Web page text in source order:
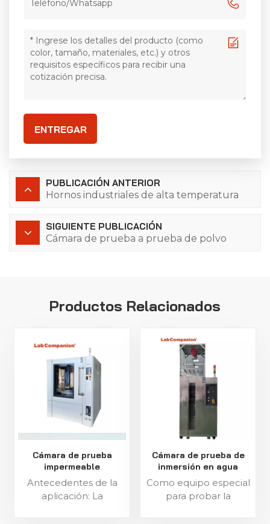
ENTREGAR
PUBLICACIÓN ANTERIOR
Hornos industriales de alta temperatura
SIGUIENTE PUBLICACIÓN
Cámara de prueba a prueba de polvo
Productos Relacionados
Cámara de prueba
impermeable
Antecedentes de la
aplicación: La
Cámara de prueba de
inmersión en agua
Como equipo especial
para probar la